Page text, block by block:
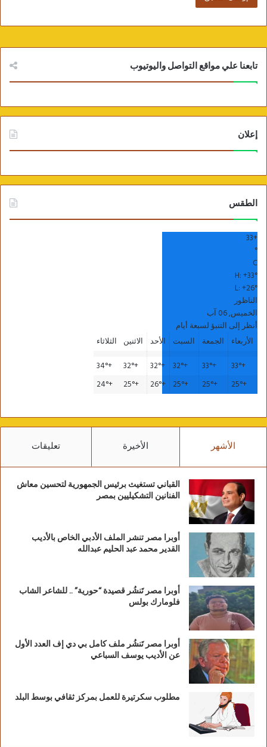
تابعنا علي مواقع التواصل واليوتيوب
إعلان
الطقس
+
33
°
C
H:+33°
L:+26°
الناظور
الخميس, 06 آب
أنظر إلى التنبؤ لسبعة أيام
الأربعاء
الجمعة السبت الأحد الاثنين
الثلاثاء
+
33°
+
33°
+
32°
+
32°
+
32°
+
34°
+
25°
+
25°
+
25°
+
26°
+
25°
+
24°
الأشهر الأخيرة تعليقات
القباني تستغيث برئيس الجمهورية لتحسين معاش
الفنانين التشكيليين بمصر
أوبرا مصر تنشر الملف الأدبي الخاص بالأديب
القدير محمد عبد الحليم عبدالله
أوبرا مصر تَنشُر قصيدة “حورية” .. للشاعر الشاب
فلومارك بولس
أوبرا مصر تَنشُر ملف كامل بي دي إف العدد الأول
عن الأديب يوسف السباعي
مطلوب سكرتيرة للعمل بمركز ثقافي بوسط البلد